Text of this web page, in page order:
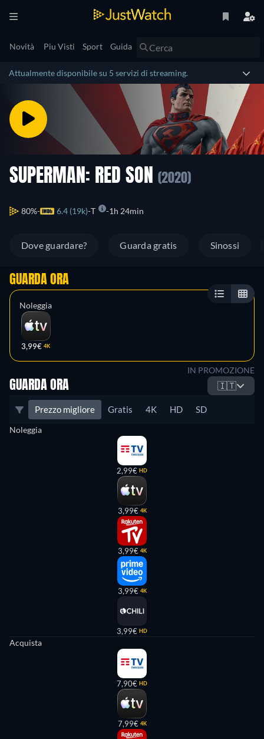
Novità Piu Visti Sport Guida
Attualmente disponibile su 5 servizi di streaming.
SUPERMAN: RED SON (2020)
80% 6.4 (19k) T 1h 24min
Dove guardare? Guarda gratis Sinossi
GUARDA ORA
Noleggia
3,99€ 4K
IN PROMOZIONE
GUARDA ORA 🇮🇹
Prezzo migliore Gratis 4K HD SD
Noleggia
2,99€ HD
3,99€ 4K
3,99€ 4K
3,99€ 4K
3,99€ HD
Acquista
7,90€ HD
7,99€ 4K